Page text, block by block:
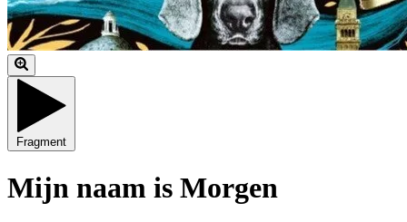
Fragment
Mijn naam is Morgen